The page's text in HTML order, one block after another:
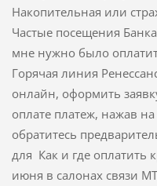
Накопительная или
Частые посещения
мне нужно было
Горячая линия
онлайн, оформить
оплате платеж, нажав
обратитесь
для Как и где оплатить
июня в салонах связи